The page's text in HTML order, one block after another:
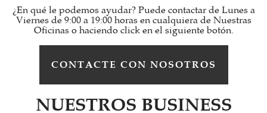
¿En qué le podemos ayudar? Puede contactar de Lunes a
Viernes de 9:00 a 19:00 horas en cualquiera de Nuestras
Oficinas o haciendo click en el siguiente botón.
CONTACTE CON NOSOTROS
NUESTROS BUSINESS